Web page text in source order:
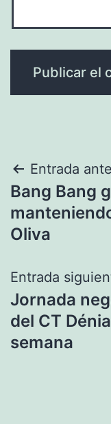
de
entradas
Entrada
Bang Bang
Oliva
Entrada
Jornada
del CT
semana